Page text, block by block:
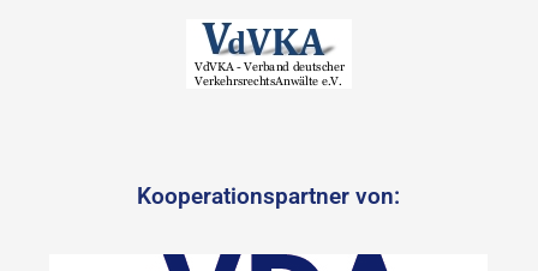
Kooperationspartner von: